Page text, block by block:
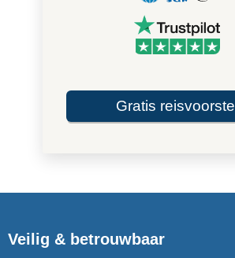
Gratis reisvoorstel
Veilig & betrouwbaar